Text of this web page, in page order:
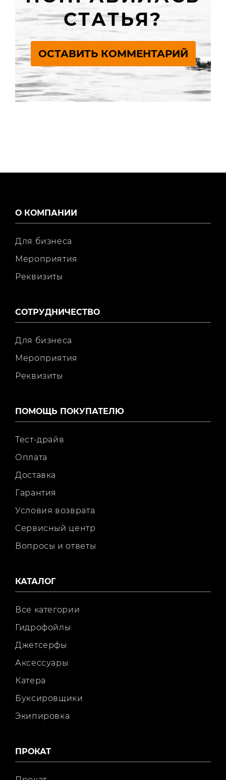
СТАТЬЯ?
ОСТАВИТЬ КОММЕНТАРИЙ
О КОМПАНИИ
Для бизнеса
Мероприятия
Реквизиты
СОТРУДНИЧЕСТВО
Для бизнеса
Мероприятия
Реквизиты
ПОМОЩЬ ПОКУПАТЕЛЮ
Тест-драйв
Оплата
Доставка
Гарантия
Условия возврата
Сервисный центр
Вопросы и ответы
КАТАЛОГ
Все категории
Гидрофойлы
Джетсерфы
Аксессуары
Катера
Буксировщики
Экипировка
ПРОКАТ